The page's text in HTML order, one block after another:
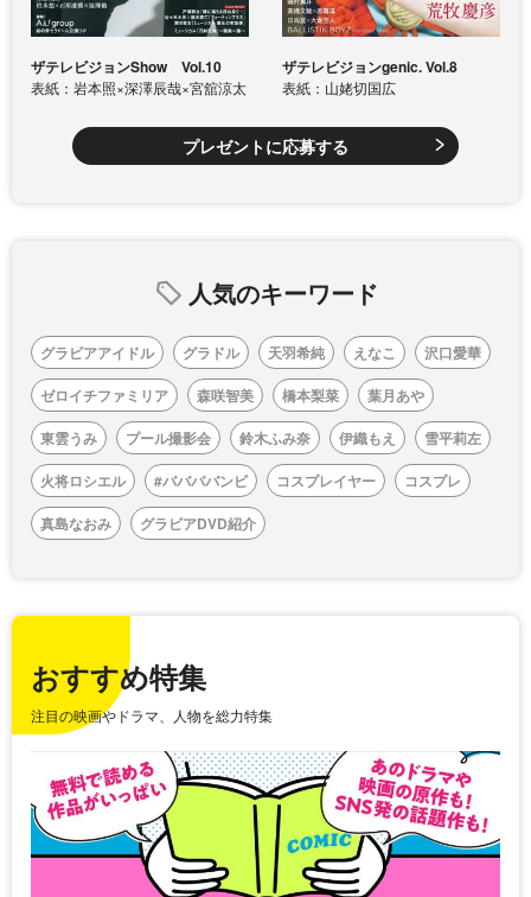
ザテレビジョンShow Vol.10
表紙：岩本照×深澤辰哉×宮舘涼太
ザテレビジョンgenic. Vol.8
表紙：山姥切国広
プレゼントに応募する
人気のキーワード
グラビアアイドル グラドル 天羽希純 えなこ
沢口愛華
ゼロイチファミリア
森咲智美 橋本梨菜
葉月あや
東雲うみ
プール撮影会 鈴木ふみ奈 伊織もえ
雪平莉左
火将ロシエル
#ババババンビ コスプレイヤー
コスプレ
真島なおみ
グラビアDVD紹介
おすすめ特集
注目の映画やドラマ、人物を総力特集